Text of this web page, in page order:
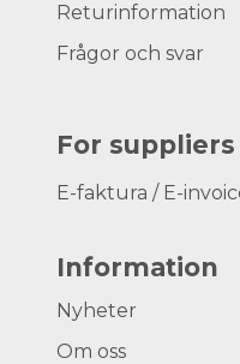
Returinformation
Frågor och svar
For suppliers
E-faktura / E-
Information
Nyheter
Om oss